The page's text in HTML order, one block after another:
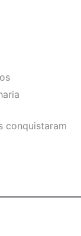
conquistaram